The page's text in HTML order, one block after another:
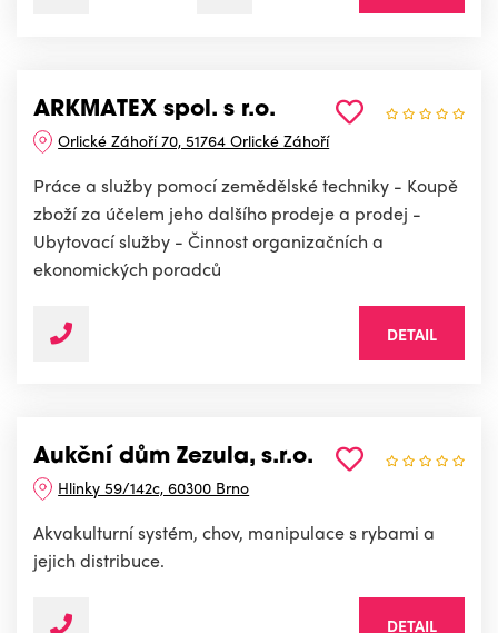
ARKMATEX spol. s r.o.
Orlické Záhoří 70, 51764 Orlické Záhoří
Práce a služby pomocí zemědělské techniky - Koupě
zboží za účelem jeho dalšího prodeje a prodej -
Ubytovací služby - Činnost organizačních a
ekonomických poradců
DETAIL
Aukční dům Zezula, s.r.o.
Hlinky 59/142c, 60300 Brno
Akvakulturní systém, chov, manipulace s rybami a
jejich distribuce.
DETAIL